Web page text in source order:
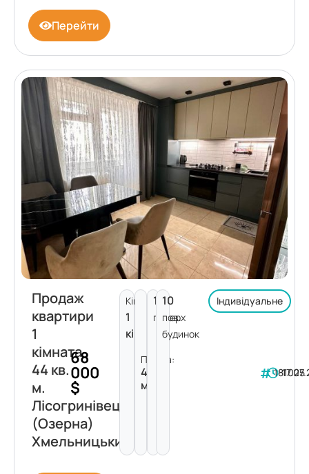
Перейти
Продаж
квартири
1
кімната
44 кв.
м.
Лісогринівецька
(Озерна)
Хмельницький
68
000
$
Кімнат:
1
кімната
Площа:
44
м²
10
поверх
10
пов.
будинок
Індивідуальне
181025